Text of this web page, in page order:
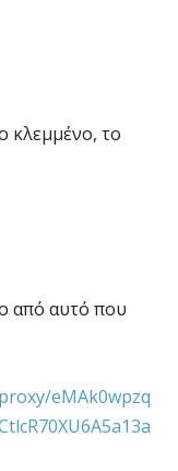
κλεμμένο, το
από αυτό που
eMAk0wpzq